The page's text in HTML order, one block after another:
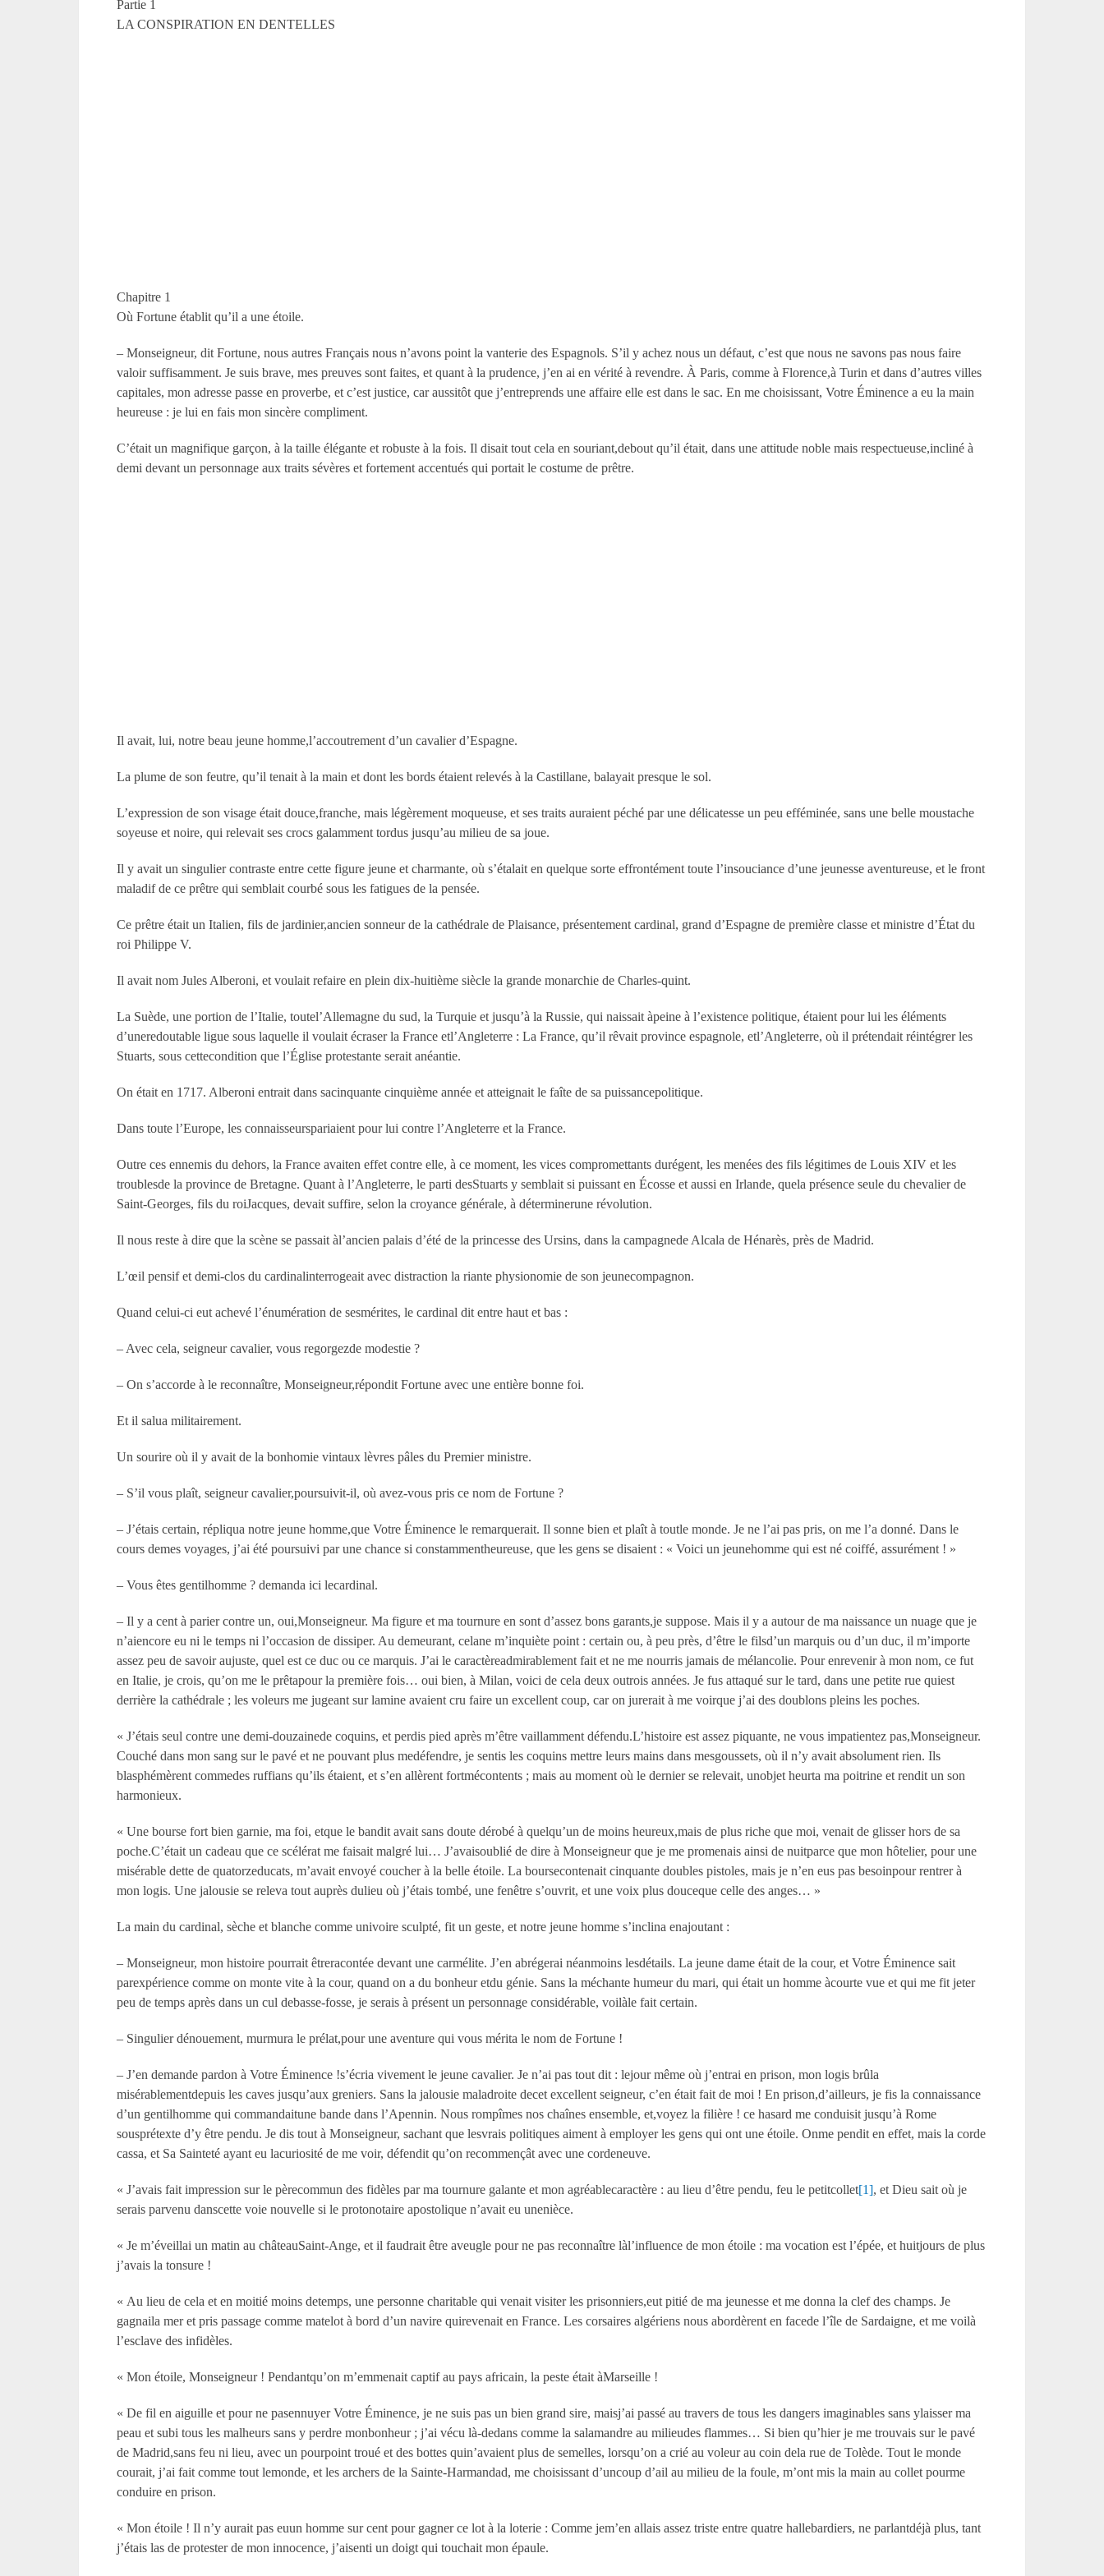
Partie 1
LA CONSPIRATION EN DENTELLES
Chapitre 1
Où Fortune établit qu’il a une étoile.
– Monseigneur, dit Fortune, nous autres Français nous n’avons point la vanterie des Espagnols. S’il y achez nous un défaut, c’est que nous ne savons pas nous faire
valoir suffisamment. Je suis brave, mes preuves sont faites, et quant à la prudence, j’en ai en vérité à revendre. À Paris, comme à Florence,à Turin et dans d’autres villes
capitales, mon adresse passe en proverbe, et c’est justice, car aussitôt que j’entreprends une affaire elle est dans le sac. En me choisissant, Votre Éminence a eu la main
heureuse : je lui en fais mon sincère compliment.
C’était un magnifique garçon, à la taille élégante et robuste à la fois. Il disait tout cela en souriant,debout qu’il était, dans une attitude noble mais respectueuse,incliné à
demi devant un personnage aux traits sévères et fortement accentués qui portait le costume de prêtre.
Il avait, lui, notre beau jeune homme,l’accoutrement d’un cavalier d’Espagne.
La plume de son feutre, qu’il tenait à la main et dont les bords étaient relevés à la Castillane, balayait presque le sol.
L’expression de son visage était douce,franche, mais légèrement moqueuse, et ses traits auraient péché par une délicatesse un peu efféminée, sans une belle moustache
soyeuse et noire, qui relevait ses crocs galamment tordus jusqu’au milieu de sa joue.
Il y avait un singulier contraste entre cette figure jeune et charmante, où s’étalait en quelque sorte effrontément toute l’insouciance d’une jeunesse aventureuse, et le front
maladif de ce prêtre qui semblait courbé sous les fatigues de la pensée.
Ce prêtre était un Italien, fils de jardinier,ancien sonneur de la cathédrale de Plaisance, présentement cardinal, grand d’Espagne de première classe et ministre d’État du
roi Philippe V.
Il avait nom Jules Alberoni, et voulait refaire en plein dix-huitième siècle la grande monarchie de Charles-quint.
La Suède, une portion de l’Italie, toutel’Allemagne du sud, la Turquie et jusqu’à la Russie, qui naissait àpeine à l’existence politique, étaient pour lui les éléments
d’uneredoutable ligue sous laquelle il voulait écraser la France etl’Angleterre : La France, qu’il rêvait province espagnole, etl’Angleterre, où il prétendait réintégrer les
Stuarts, sous cettecondition que l’Église protestante serait anéantie.
On était en 1717. Alberoni entrait dans sacinquante cinquième année et atteignait le faîte de sa puissancepolitique.
Dans toute l’Europe, les connaisseurspariaient pour lui contre l’Angleterre et la France.
Outre ces ennemis du dehors, la France avaiten effet contre elle, à ce moment, les vices compromettants durégent, les menées des fils légitimes de Louis XIV et les
troublesde la province de Bretagne. Quant à l’Angleterre, le parti desStuarts y semblait si puissant en Écosse et aussi en Irlande, quela présence seule du chevalier de
Saint-Georges, fils du roiJacques, devait suffire, selon la croyance générale, à déterminerune révolution.
Il nous reste à dire que la scène se passait àl’ancien palais d’été de la princesse des Ursins, dans la campagnede Alcala de Hénarès, près de Madrid.
L’œil pensif et demi-clos du cardinalinterrogeait avec distraction la riante physionomie de son jeunecompagnon.
Quand celui-ci eut achevé l’énumération de sesmérites, le cardinal dit entre haut et bas :
– Avec cela, seigneur cavalier, vous regorgezde modestie ?
– On s’accorde à le reconnaître, Monseigneur,répondit Fortune avec une entière bonne foi.
Et il salua militairement.
Un sourire où il y avait de la bonhomie vintaux lèvres pâles du Premier ministre.
– S’il vous plaît, seigneur cavalier,poursuivit-il, où avez-vous pris ce nom de Fortune ?
– J’étais certain, répliqua notre jeune homme,que Votre Éminence le remarquerait. Il sonne bien et plaît à toutle monde. Je ne l’ai pas pris, on me l’a donné. Dans le
cours demes voyages, j’ai été poursuivi par une chance si constammentheureuse, que les gens se disaient : « Voici un jeunehomme qui est né coiffé, assurément ! »
– Vous êtes gentilhomme ? demanda ici lecardinal.
– Il y a cent à parier contre un, oui,Monseigneur. Ma figure et ma tournure en sont d’assez bons garants,je suppose. Mais il y a autour de ma naissance un nuage que je
n’aiencore eu ni le temps ni l’occasion de dissiper. Au demeurant, celane m’inquiète point : certain ou, à peu près, d’être le filsd’un marquis ou d’un duc, il m’importe
assez peu de savoir aujuste, quel est ce duc ou ce marquis. J’ai le caractèreadmirablement fait et ne me nourris jamais de mélancolie. Pour enrevenir à mon nom, ce fut
en Italie, je crois, qu’on me le prêtapour la première fois… oui bien, à Milan, voici de cela deux outrois années. Je fus attaqué sur le tard, dans une petite rue quiest
derrière la cathédrale ; les voleurs me jugeant sur lamine avaient cru faire un excellent coup, car on jurerait à me voirque j’ai des doublons pleins les poches.
« J’étais seul contre une demi-douzainede coquins, et perdis pied après m’être vaillamment défendu.L’histoire est assez piquante, ne vous impatientez pas,Monseigneur.
Couché dans mon sang sur le pavé et ne pouvant plus medéfendre, je sentis les coquins mettre leurs mains dans mesgoussets, où il n’y avait absolument rien. Ils
blasphémèrent commedes ruffians qu’ils étaient, et s’en allèrent fortmécontents ; mais au moment où le dernier se relevait, unobjet heurta ma poitrine et rendit un son
harmonieux.
« Une bourse fort bien garnie, ma foi, etque le bandit avait sans doute dérobé à quelqu’un de moins heureux,mais de plus riche que moi, venait de glisser hors de sa
poche.C’était un cadeau que ce scélérat me faisait malgré lui… J’avaisoublié de dire à Monseigneur que je me promenais ainsi de nuitparce que mon hôtelier, pour une
misérable dette de quatorzeducats, m’avait envoyé coucher à la belle étoile. La boursecontenait cinquante doubles pistoles, mais je n’en eus pas besoinpour rentrer à
mon logis. Une jalousie se releva tout auprès dulieu où j’étais tombé, une fenêtre s’ouvrit, et une voix plus douceque celle des anges… »
La main du cardinal, sèche et blanche comme univoire sculpté, fit un geste, et notre jeune homme s’inclina enajoutant :
– Monseigneur, mon histoire pourrait êtreracontée devant une carmélite. J’en abrégerai néanmoins lesdétails. La jeune dame était de la cour, et Votre Éminence sait
parexpérience comme on monte vite à la cour, quand on a du bonheur etdu génie. Sans la méchante humeur du mari, qui était un homme àcourte vue et qui me fit jeter
peu de temps après dans un cul debasse-fosse, je serais à présent un personnage considérable, voilàle fait certain.
– Singulier dénouement, murmura le prélat,pour une aventure qui vous mérita le nom de Fortune !
– J’en demande pardon à Votre Éminence !s’écria vivement le jeune cavalier. Je n’ai pas tout dit : lejour même où j’entrai en prison, mon logis brûla
misérablementdepuis les caves jusqu’aux greniers. Sans la jalousie maladroite decet excellent seigneur, c’en était fait de moi ! En prison,d’ailleurs, je fis la connaissance
d’un gentilhomme qui commandaitune bande dans l’Apennin. Nous rompîmes nos chaînes ensemble, et,voyez la filière ! ce hasard me conduisit jusqu’à Rome
sousprétexte d’y être pendu. Je dis tout à Monseigneur, sachant que lesvrais politiques aiment à employer les gens qui ont une étoile. Onme pendit en effet, mais la corde
cassa, et Sa Sainteté ayant eu lacuriosité de me voir, défendit qu’on recommençât avec une cordeneuve.
« J’avais fait impression sur le pèrecommun des fidèles par ma tournure galante et mon agréablecaractère : au lieu d’être pendu, feu le petitcollet[1], et Dieu sait où je
serais parvenu danscette voie nouvelle si le protonotaire apostolique n’avait eu unenièce.
« Je m’éveillai un matin au châteauSaint-Ange, et il faudrait être aveugle pour ne pas reconnaître làl’influence de mon étoile : ma vocation est l’épée, et huitjours de plus
j’avais la tonsure !
« Au lieu de cela et en moitié moins detemps, une personne charitable qui venait visiter les prisonniers,eut pitié de ma jeunesse et me donna la clef des champs. Je
gagnaila mer et pris passage comme matelot à bord d’un navire quirevenait en France. Les corsaires algériens nous abordèrent en facede l’île de Sardaigne, et me voilà
l’esclave des infidèles.
« Mon étoile, Monseigneur ! Pendantqu’on m’emmenait captif au pays africain, la peste était àMarseille !
« De fil en aiguille et pour ne pasennuyer Votre Éminence, je ne suis pas un bien grand sire, maisj’ai passé au travers de tous les dangers imaginables sans ylaisser ma
peau et subi tous les malheurs sans y perdre monbonheur ; j’ai vécu là-dedans comme la salamandre au milieudes flammes… Si bien qu’hier je me trouvais sur le pavé
de Madrid,sans feu ni lieu, avec un pourpoint troué et des bottes quin’avaient plus de semelles, lorsqu’on a crié au voleur au coin dela rue de Tolède. Tout le monde
courait, j’ai fait comme tout lemonde, et les archers de la Sainte-Harmandad, me choisissant d’uncoup d’ail au milieu de la foule, m’ont mis la main au collet pourme
conduire en prison.
« Mon étoile ! Il n’y aurait pas euun homme sur cent pour gagner ce lot à la loterie : Comme jem’en allais assez triste entre quatre hallebardiers, ne parlantdéjà plus, tant
j’étais las de protester de mon innocence, j’aisenti un doigt qui touchait mon épaule.